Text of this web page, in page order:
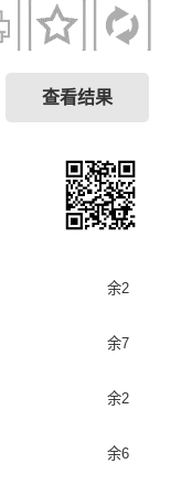
查看结果
余2
余7
余2
余6